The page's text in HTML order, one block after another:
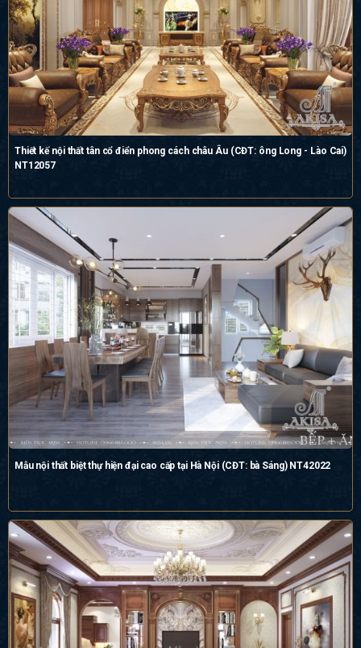
Thiết kế nội thất tân cổ điển phong cách châu Âu (CĐT: ông Long - Lào Cai)
NT12057
Mẫu nội thất biệt thự hiện đại cao cấp tại Hà Nội (CĐT: bà Sáng) NT42022